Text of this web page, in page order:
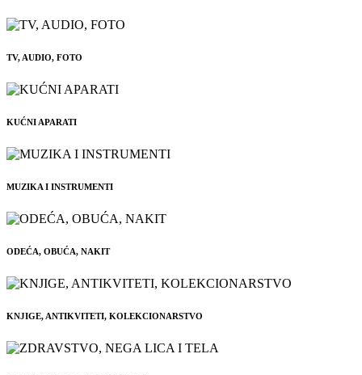
TV, AUDIO, FOTO
KUĆNI APARATI
MUZIKA I INSTRUMENTI
ODEĆA, OBUĆA, NAKIT
KNJIGE, ANTIKVITETI, KOLEKCIONARSTVO